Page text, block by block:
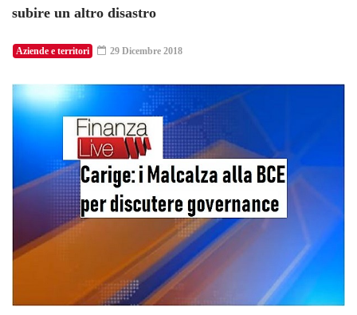
subire un altro disastro
Aziende e territori 29 Dicembre 2018